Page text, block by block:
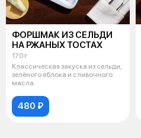
ФОРШМАК ИЗ СЕЛЬДИ
НА РЖАНЫХ ТОСТАХ
170 г
Классическая закуска из сельди,
зелёного яблока и сливочного
масла.
480 ₽